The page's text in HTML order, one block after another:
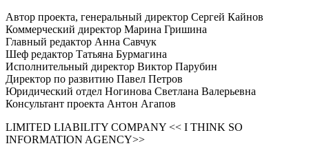
Автор проекта, генеральный директор Сергей Кайнов
Коммерческий директор Марина Гришина
Главный редактор Анна Савчук
Шеф редактор Татьяна Бурмагина
Исполнительный директор Виктор Парубин
Директор по развитию Павел Петров
Юридический отдел Ногинова Светлана Валерьевна
Консультант проекта Антон Агапов
LIMITED LIABILITY COMPANY << I THINK SO
INFORMATION AGENCY>>